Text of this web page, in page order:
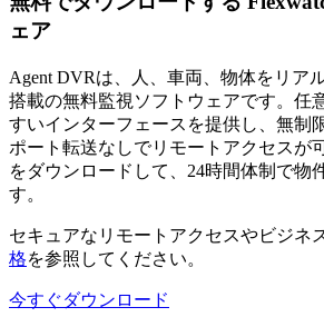
ェア
Agent DVRは、人、車両、物体をリア
搭載の無料監視ソフトウェアです。任
すいインターフェースを提供し、無制
ポート転送なしでリモートアクセスが
をダウンロードして、24時間体制で物
す。
セキュアなリモートアクセスやビジネ
格を参照してください。
今すぐダウンロード